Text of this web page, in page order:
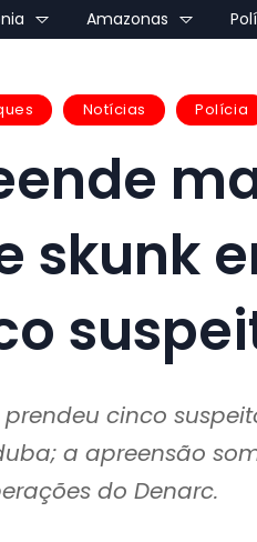
Amazonas
Notícias Polícia
skunk
cinco
a apreensão
do Denarc.